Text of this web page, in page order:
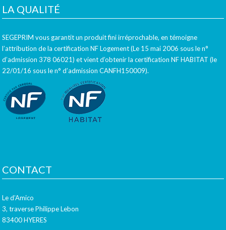
LA QUALITÉ
SEGEPRIM vous garantit un produit fini irréprochable, en témoigne
l’attribution de la certification NF Logement (Le 15 mai 2006 sous le n°
d’admission 378 06021) et vient d’obtenir la certification NF HABITAT (le
22/01/16 sous le n° d’admission CANFH150009).
CONTACT
Le d’Amico
3, traverse Philippe Lebon
83400 HYERES